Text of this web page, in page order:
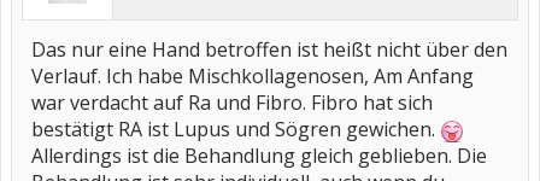
Das nur eine Hand betroffen ist heißt nicht über den
Verlauf. Ich habe Mischkollagenosen, Am Anfang
war verdacht auf Ra und Fibro. Fibro hat sich
bestätigt RA ist Lupus und Sögren gewichen.
Allerdings ist die Behandlung gleich geblieben. Die